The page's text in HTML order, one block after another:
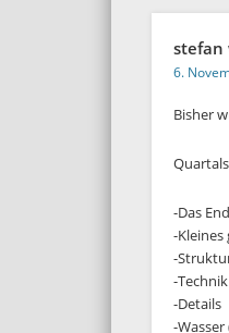
stefan
6.
Bisher
-Das
-
-
-Technik
-Details
-